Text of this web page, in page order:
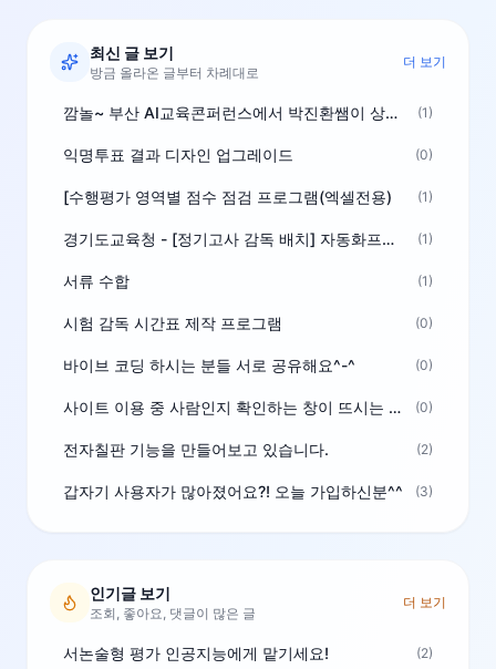
최신 글 보기
방금 올라온 글부터 차례대로
더 보기
깜놀~ 부산 AI교육콘퍼런스에서 박진환쌤이 상받으려 나오셨네요~ ^^ (1)
익명투표 결과 디자인 업그레이드 (0)
[수행평가 영역별 점수 점검 프로그램(엑셀전용) (1)
경기도교육청 - [정기고사 감독 배치] 자동화프로그램 보급 (1)
서류 수합 (1)
시험 감독 시간표 제작 프로그램 (0)
바이브 코딩 하시는 분들 서로 공유해요^-^ (0)
사이트 이용 중 사람인지 확인하는 창이 뜨시는 분은 알려주세요 (0)
전자칠판 기능을 만들어보고 있습니다. (2)
갑자기 사용자가 많아졌어요?! 오늘 가입하신분^^ (3)
인기글 보기
조회, 좋아요, 댓글이 많은 글
더 보기
서논술형 평가 인공지능에게 맡기세요! (2)